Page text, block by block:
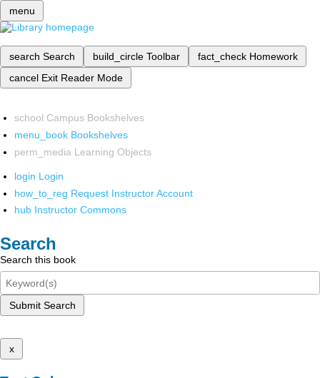
menu
search Search build_circle Toolbar fact_check Homework
cancel Exit Reader Mode
school Campus Bookshelves
menu_book Bookshelves
perm_media Learning Objects
login Login
how_to_reg Request Instructor Account
hub Instructor Commons
Search
Search this book
Submit Search
x